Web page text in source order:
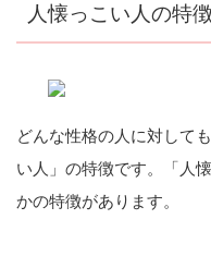
人懐っこい人の特
どんな性格の人に対して
い人」の特徴です。「人
かの特徴があります。